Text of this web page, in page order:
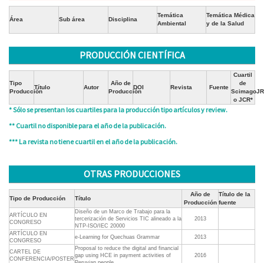
Área Sub área Disciplina
Temática
Ambiental
Temática Médica
y de la Salud
PRODUCCIÓN CIENTÍFICA
Tipo
Producción
Título Autor
Año de
Producción
DOI Revista Fuente
Cuartil
de
ScimagoJR
o JCR*
* Sólo se presentan los cuartiles para la producción tipo artículos y review.
** Cuartil no disponible para el año de la publicación.
*** La revista no tiene cuartil en el año de la publicación.
OTRAS PRODUCCIONES
Tipo de Producción Título
Año de
Producción
Título de la
fuente
ARTÍCULO EN
CONGRESO
Diseño de un Marco de Trabajo para la
tercerización de Servicios TIC alineado a la
NTP-ISO/IEC 20000
2013
ARTÍCULO EN
CONGRESO
e-Learning for Quechuas Grammar 2013
CARTEL DE
CONFERENCIA/POSTER
Proposal to reduce the digital and financial
gap using HCE in payment activities of
2016